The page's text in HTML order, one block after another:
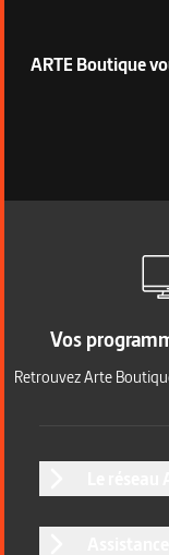
ARTE Boutique
Vos
Retrouvez Arte